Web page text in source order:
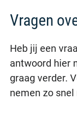
Vragen
Heb jij een
antwoord hier
graag verder.
nemen zo